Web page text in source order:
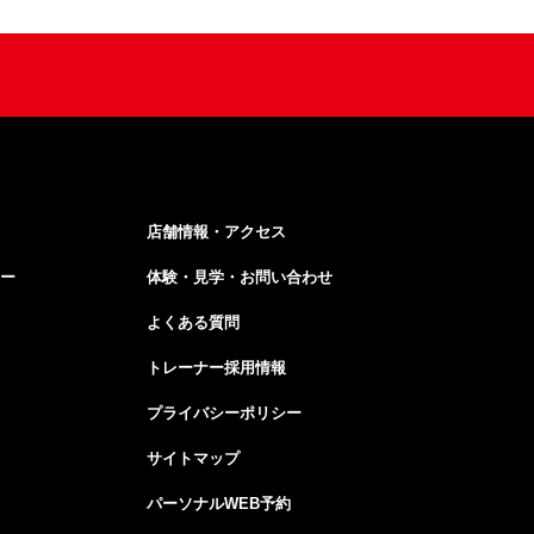
店舗情報・アクセス
体験・見学・お問い合わせ
よくある質問
トレーナー採用情報
プライバシーポリシー
サイトマップ
パーソナルWEB予約